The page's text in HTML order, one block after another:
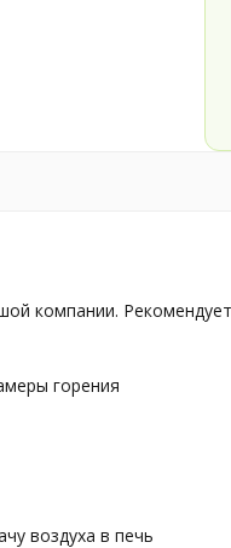
компании.
горения
воздуха в печь